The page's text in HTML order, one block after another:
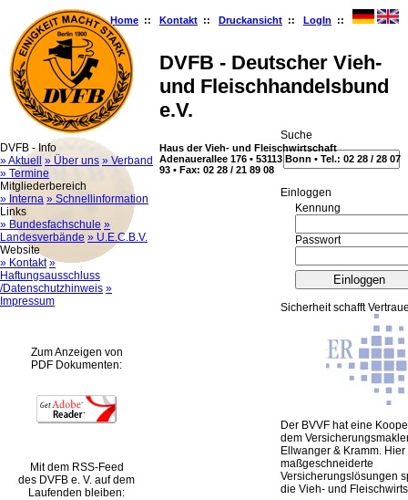
Home :: Kontakt :: Druckansicht :: LogIn ::
DVFB - Deutscher Vieh-
und Fleischhandelsbund
e.V.
Haus der Vieh- und Fleischwirtschaft
Adenauerallee 176 • 53113 Bonn • Tel.: 02 28 / 28 07
93 • Fax: 02 28 / 21 89 08
DVFB - Info
» Aktuell
» Über uns » Verband
» Termine
Mitgliederbereich
» Interna » Schnellinformation
Links
» Bundesfachschule »
Landesverbände » U.E.C.B.V.
Website
» Kontakt »
Haftungsausschluss
/Datenschutzhinweis »
Impressum
Zum Anzeigen von
PDF Dokumenten:
Mit dem RSS-Feed
des DVFB e. V. auf dem
Laufenden bleiben:
Suche
Ein­log­gen
Kennung
Passwort
Sicherheit schafft
Der BVVF hat eine
dem
Ellwanger & Kramm.
maßgeschneiderte
Versicherungslösungen
die Vieh- und